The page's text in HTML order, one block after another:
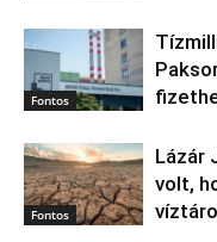
Fontos
Fontos
Lázár
volt,